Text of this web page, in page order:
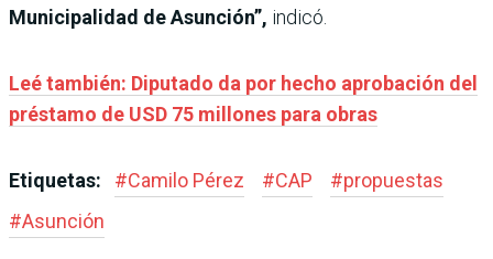
Municipalidad de Asunción”, indicó.
Leé también: Diputado da por hecho aprobación del
préstamo de USD 75 millones para obras
Etiquetas: #Camilo Pérez #CAP #propuestas
#Asunción